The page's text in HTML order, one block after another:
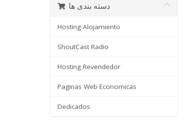
دسته بندی ها
Hosting Alojamiento
ShoutCast Radio
Hosting Revendedor
Paginas Web Economicas
Dedicados